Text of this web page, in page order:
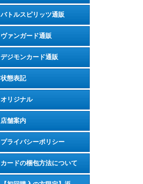
バトルスピリッツ通販
ヴァンガード通販
デジモンカード通販
状態表記
オリジナル
店舗案内
プライバシーポリシー
カードの梱包方法について